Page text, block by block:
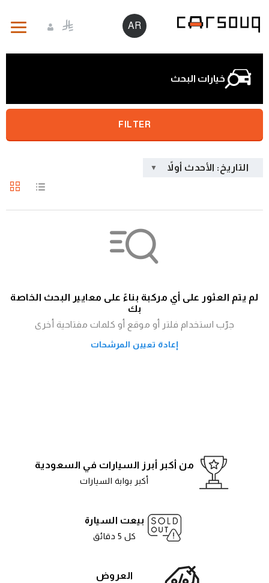
AR
خيارات البحث
FILTER
التاريخ: الأحدث أولاً
لم يتم العثور على أي مركبة بناءً على معايير البحث الخاصة
بك
جرّب استخدام فلتر أو موقع أو كلمات مفتاحية أخرى
إعادة تعيين المرشحات
من أكبر أبرز السيارات في السعودية
أكبر بوابة السيارات
بيعت السيارة
كل 5 دقائق
العروض